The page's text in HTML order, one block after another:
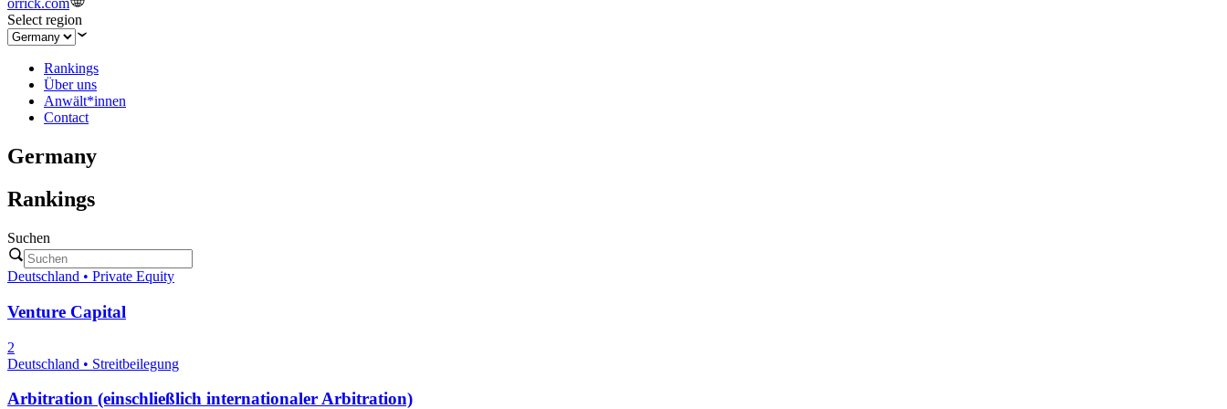
orrick.com
Select region
Rankings
Über uns
Anwält*innen
Contact
Germany
Rankings
Suchen
Deutschland • Private Equity
Venture Capital
2
Deutschland • Streitbeilegung
Arbitration (einschließlich internationaler Arbitration)